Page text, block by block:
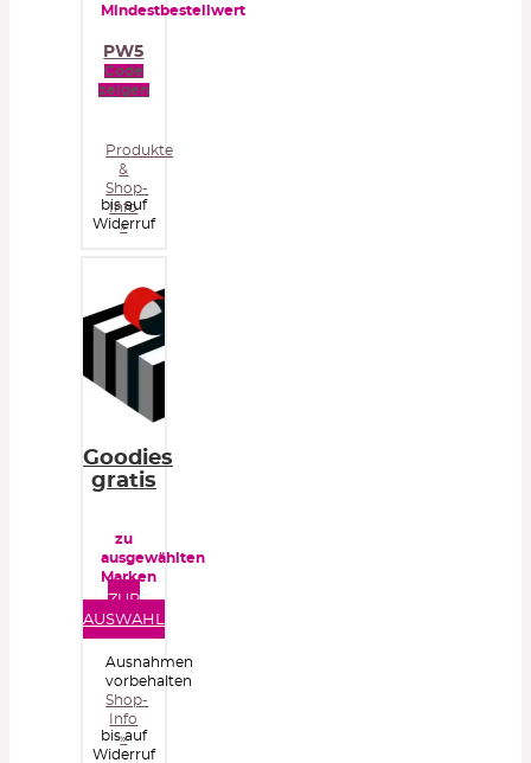
Mindestbestellwert
PW5
Code
zeigen
Produkte
&
Shop-
Info
»
bis auf
Widerruf
Goodies
gratis
zu
ausgewählten
Marken
mit
MBW
ZUR
AUSWAHL
Ausnahmen
vorbehalten
Shop-
Info
»
bis auf
Widerruf